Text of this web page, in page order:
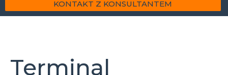
KONTAKT Z KONSULTANTEM
Terminal